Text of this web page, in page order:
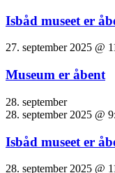
Isbåd museet er
27. september 2025 @
Museum er åbent
28. september
28. september 2025 @
Isbåd museet er
28. september 2025 @